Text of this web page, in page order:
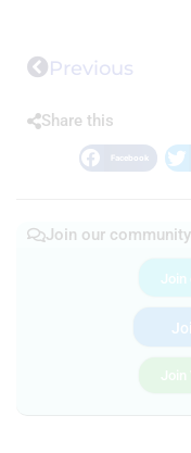
Previous
Share this
Facebook
Join our community
Join
Join